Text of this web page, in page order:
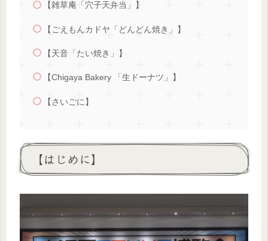
【雑草庵「穴子天弁当」】
【ごえもんカドヤ「どんどん焼き」】
【天音「たい焼き」】
【Chigaya Bakery 「生ドーナツ」】
【さいごに】
【はじめに】